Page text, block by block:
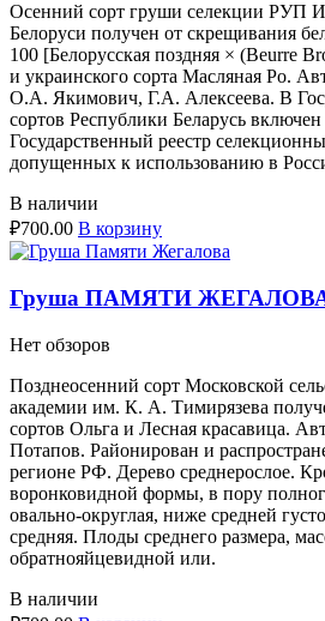
Осенний сорт груши селекции РУП
Белоруси получен от скрещивания
100 [Белорусская поздняя × (Beurre
и украинского сорта Масляная Ро.
О.А. Якимович, Г.А. Алексеева. В
сортов Республики Беларусь включен
Государственный реестр
допущенных к использованию в
В наличии
₽700.00 В корзину
Груша ПАМЯТИ
Нет обзоров
Позднеосенний сорт Московской
академии им. К. А. Тимирязева
сортов Ольга и Лесная красавица.
Потапов. Районирован и
регионе РФ. Дерево среднерослое.
воронковидной формы, в пору
овально-округлая, ниже средней
средняя. Плоды среднего размера,
обратнояйцевидной или.
В наличии